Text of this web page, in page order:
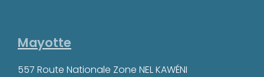
Mayotte
557 Route Nationale Zone NEL KAWÉNI